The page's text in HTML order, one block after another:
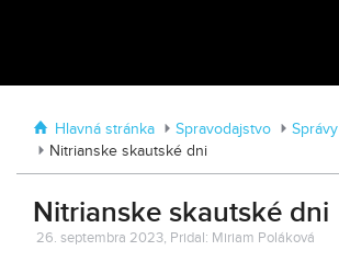
Hlavná stránka Spravodajstvo
Správy
Nitrianske skautské dni
Nitrianske skautské dni
26. septembra 2023, Pridal: Miriam Poláková